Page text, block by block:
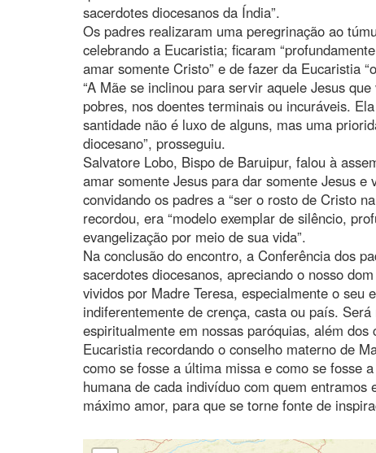
sacerdotes diocesanos da Índia”.
Os padres realizaram uma peregrinação ao
celebrando a Eucaristia; ficaram
amar somente Cristo” e de fazer da Eucaristia
“A Mãe se inclinou para servir aquele Jesus
pobres, nos doentes terminais ou incuráveis.
santidade não é luxo de alguns, mas uma
diocesano”, prosseguiu.
Salvatore Lobo, Bispo de Baruipur, falou à
amar somente Jesus para dar somente Jesus e
convidando os padres a “ser o rosto de Cristo
recordou, era “modelo exemplar de silêncio,
evangelização por meio de sua vida”.
Na conclusão do encontro, a Conferência dos
sacerdotes diocesanos, apreciando o nosso
vividos por Madre Teresa, especialmente o seu
indiferentemente de crença, casta ou país.
espiritualmente em nossas paróquias, além
Eucaristia recordando o conselho materno de
como se fosse a última missa e como se fosse
humana de cada indivíduo com quem
máximo amor, para que se torne fonte de